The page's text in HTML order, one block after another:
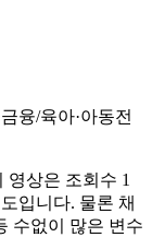
융/육아·아동전
영상은 조회수 1
입니다. 물론 채
수없이 많은 변수